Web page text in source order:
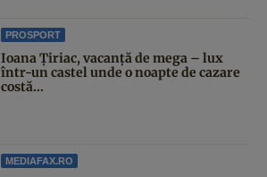
PROSPORT
Ioana Țiriac, vacanță de mega – lux
într-un castel unde o noapte de cazare
costă...
MEDIAFAX.RO